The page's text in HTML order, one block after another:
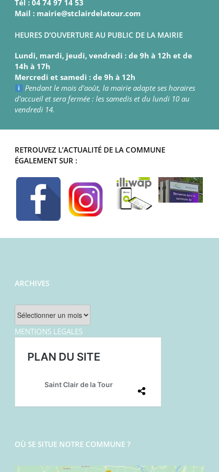
Tél : 04 74 97 14 53
Mail : mairie@stclairdelatour.com
HEURES D’OUVERTURE AU PUBLIC DE LA MAIRIE
Lundi, mardi, jeudi, vendredi : de 9h à 12h et de
14h à 17h
Mercredi et samedi : de 9h à 12h
Pendant le mois d’août, la mairie adapte ses horaires
d’accueil et sera fermée : les samedis et du lundi 10 au
vendredi 14.
RETROUVEZ L’ACTUALITÉ DE LA COMMUNE
ÉGALEMENT SUR :
ARCHIVES
Archives
MENTIONS LEGALES
OÙ SE SITUE NOTRE COMMUNE ?